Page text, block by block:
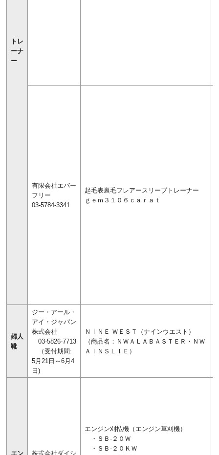
トレ
ーナ
ー
有限会社エバー
フリー
03-5784-3341
起毛表裏毛フレアースリーブトレーナー
ｇｅｍ３１０６ｃａｒａｔ
婦人
靴
ジー・アール・
アイ・ジャパン
株式会社
03-5826-7713
（受付期間:
5月21日～6月4
日)
ＮＩＮＥ ＷＥＳＴ（ナインウエスト）
（商品名：ＮＷＡＬＡＢＡＳＴＥＲ・ＮＷ
ＡＩＮＳＬＩＥ）
エン
株式会社ダイシ
エンジン刈払機（エンジン草刈機）
・ＳＢ-２０Ｗ
・ＳＢ-２０ＫＷ